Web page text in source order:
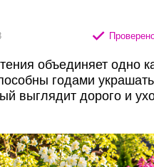
объединяет одно
годами
выглядит дорого и